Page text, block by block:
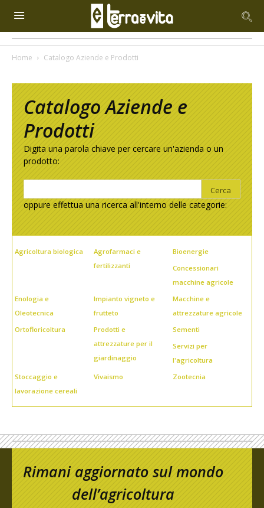
Home Catalogo Aziende e Prodotti
Catalogo Aziende e
Prodotti
Digita una parola chiave per cercare un'azienda o un
prodotto:
oppure effettua una ricerca all'interno delle categorie:
Agricoltura biologica
Agrofarmaci e
fertilizzanti
Bioenergie
Concessionari
macchine agricole
Enologia e
Oleotecnica
Impianto vigneto e
frutteto
Macchine e
attrezzature agricole
Ortofloricoltura
Prodotti e
attrezzature per il
giardinaggio
Sementi
Servizi per
l'agricoltura
Stoccaggio e
lavorazione cereali
Vivaismo Zootecnia
Rimani aggiornato sul mondo
dell’agricoltura